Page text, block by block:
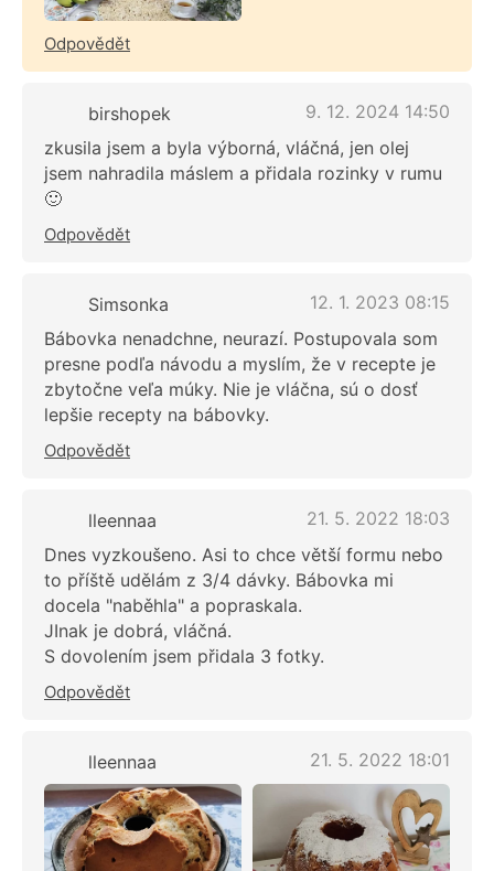
Odpovědět
birshopek
9. 12. 2024 14:50
zkusila jsem a byla výborná, vláčná, jen olej
jsem nahradila máslem a přidala rozinky v rumu
🙂
Odpovědět
Simsonka
12. 1. 2023 08:15
Bábovka nenadchne, neurazí. Postupovala som
presne podľa návodu a myslím, že v recepte je
zbytočne veľa múky. Nie je vláčna, sú o dosť
lepšie recepty na bábovky.
Odpovědět
lleennaa
21. 5. 2022 18:03
Dnes vyzkoušeno. Asi to chce větší formu nebo
to příště udělám z 3/4 dávky. Bábovka mi
docela "naběhla" a popraskala.
JInak je dobrá, vláčná.
S dovolením jsem přidala 3 fotky.
Odpovědět
lleennaa 21. 5. 2022 18:01